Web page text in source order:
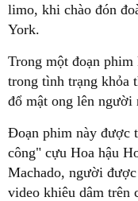
limo, khi chào đón
York.
Trong một đoạn
trong tình trạng khỏa
đổ mật ong lên người
Đoạn phim này được
công" cựu Hoa hậu
Machado, người
video khiêu dâm trên